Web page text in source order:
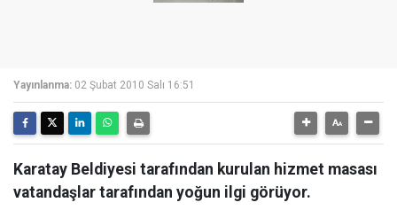
Yayınlanma: 02 Şubat 2010 Salı 16:51
Karatay Beldiyesi tarafından kurulan hizmet masası
vatandaşlar tarafından yoğun ilgi görüyor.